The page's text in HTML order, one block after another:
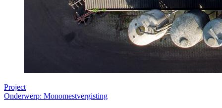
Project
Onderwerp: Monomestvergisting